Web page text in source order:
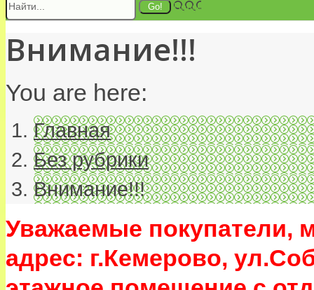
Поиск
Внимание!!!
You are here:
Главная
Без рубрики
Внимание!!!
Уважаемые покупатели,
адрес: г.Кемерово,